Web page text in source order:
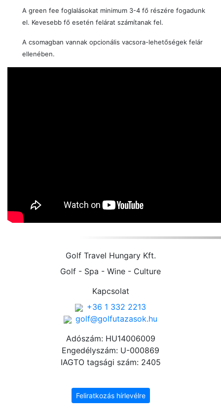
A green fee foglalásokat minimum 3-4 fő részére fogadunk
el. Kevesebb fő esetén felárat számítanak fel.
A csomagban vannak opcionális vacsora-lehetőségek felár
ellenében.
Golf Travel Hungary Kft.
Golf - Spa - Wine - Culture
Kapcsolat
+36 1 332 2213
golf@golfutazasok.hu
Adószám: HU14006009
Engedélyszám: U-000869
IAGTO tagsági szám: 2405
Feliratkozás hírlevélre